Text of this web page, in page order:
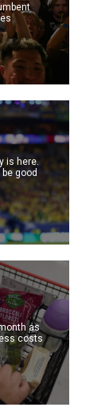
is here.
good
as
costs